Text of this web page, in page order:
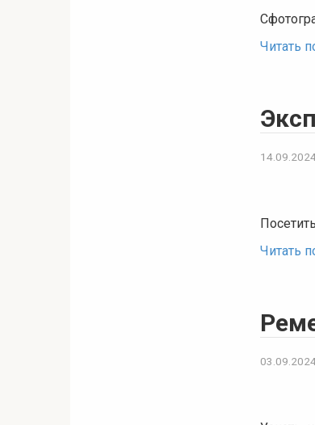
Читать
Читать